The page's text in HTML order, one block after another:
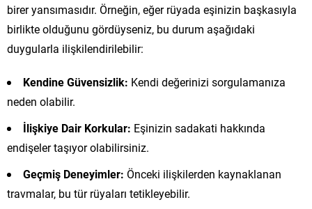
birer yansımasıdır. Örneğin, eğer rüyada eşinizin başkasıyla
birlikte olduğunu gördüyseniz, bu durum aşağıdaki
duygularla ilişkilendirilebilir:
Kendine Güvensizlik: Kendi değerinizi sorgulamanıza
neden olabilir.
İlişkiye Dair Korkular: Eşinizin sadakati hakkında
endişeler taşıyor olabilirsiniz.
Geçmiş Deneyimler: Önceki ilişkilerden kaynaklanan
travmalar, bu tür rüyaları tetikleyebilir.